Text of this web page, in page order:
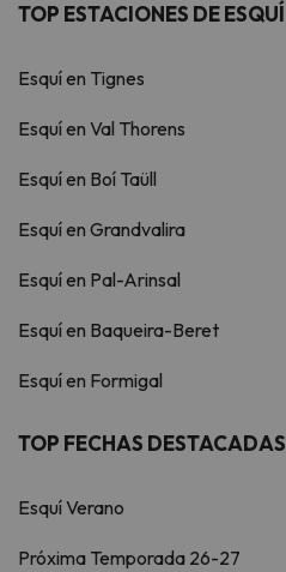
TOP ESTACIONES DE ESQUÍ
Esquí en Tignes
Esquí en Val Thorens
Esquí en Boí Taüll
Esquí en Grandvalira
Esquí en Pal-Arinsal
Esquí en Baqueira-Beret
Esquí en Formigal
TOP FECHAS DESTACADAS
Esquí Verano
Próxima Temporada 26-27